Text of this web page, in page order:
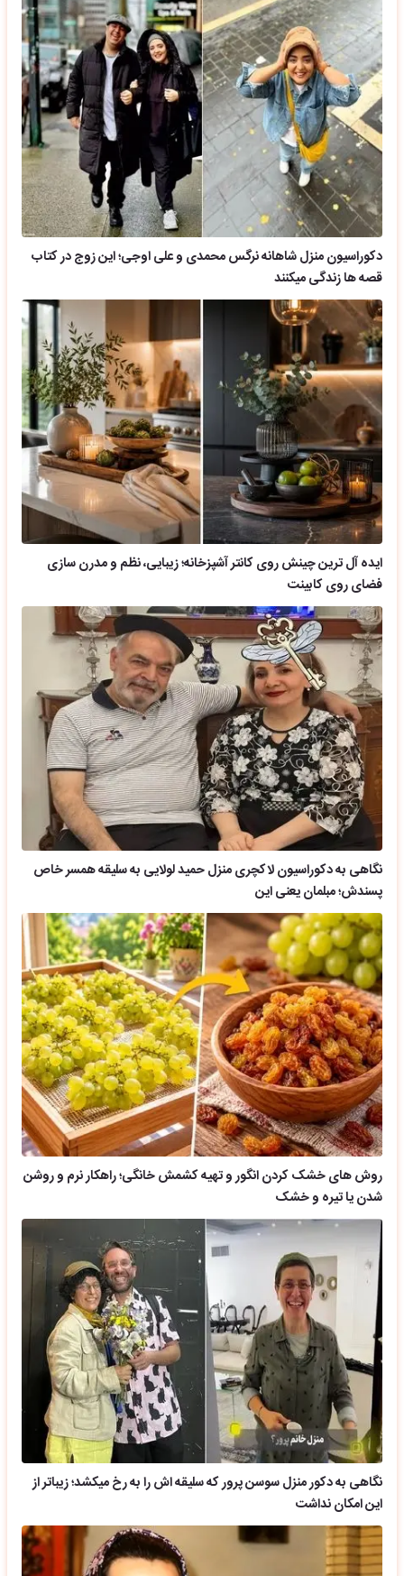
دکوراسیون منزل شاهانه نرگس محمدی و علی اوجی؛ این زوج در کتاب
قصه ها زندگی میکنند
ایده آل ترین چینش روی کانتر آشپزخانه؛ زیبایی، نظم و مدرن سازی
فضای روی کابینت
نگاهی به دکوراسیون لاکچری منزل حمید لولایی به سلیقه همسر خاص
پسندش؛ مبلمان یعنی این
روش های خشک کردن انگور و تهیه کشمش خانگی؛ راهکار نرم و روشن
شدن یا تیره و خشک
نگاهی به دکور منزل سوسن پرور که سلیقه اش را به رخ میکشد؛ زیباتر از
این امکان نداشت